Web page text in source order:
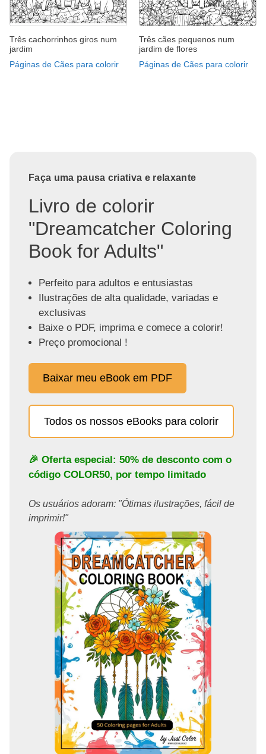
Três cachorrinhos giros num
jardim
Páginas de Cães para colorir
Três cães pequenos num
jardim de flores
Páginas de Cães para colorir
Faça uma pausa criativa e relaxante
Livro de colorir
"Dreamcatcher Coloring
Book for Adults"
Perfeito para adultos e entusiastas
Ilustrações de alta qualidade, variadas e
exclusivas
Baixe o PDF, imprima e comece a colorir!
Preço promocional !
Baixar meu eBook em PDF
Todos os nossos eBooks para colorir
🎉 Oferta especial: 50% de desconto com o
código COLOR50, por tempo limitado
Os usuários adoram: "Ótimas ilustrações, fácil de
imprimir!"